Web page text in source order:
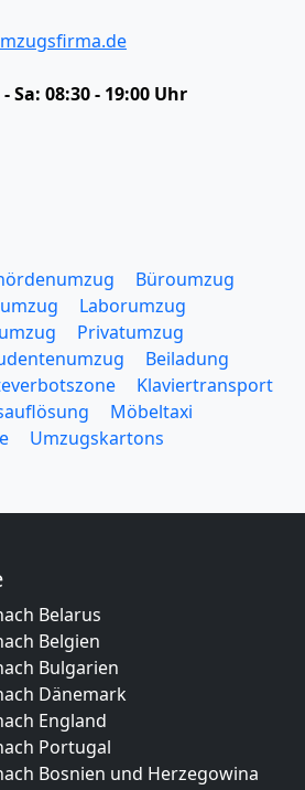
Sa: 08:30 - 19:00 Uhr
Büroumzug
Laborumzug
Privatumzug
Beiladung
Klaviertransport
Möbeltaxi
Umzugskartons
Belarus
Belgien
Bulgarien
Dänemark
England
Portugal
Bosnien und Herzegowina